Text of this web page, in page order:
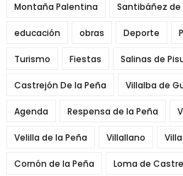
Montaña Palentina Santibáñez de
educación obras Deporte
Turismo Fiestas Salinas de
Castrejón De la Peña Villalba de
Agenda Respensa de la Peña
Velilla de la Peña Villallano
Cornón de la Peña Loma de